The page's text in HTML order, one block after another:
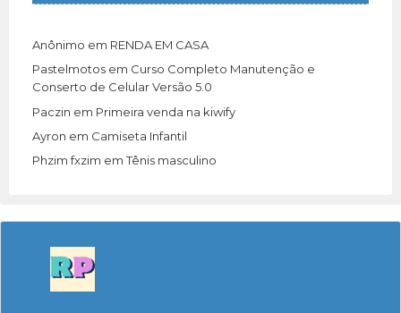
Anônimo em RENDA EM CASA
Pastelmotos em Curso Completo Manutenção e
Conserto de Celular Versão 5.0
Paczin em Primeira venda na kiwify
Ayron em Camiseta Infantil
Phzim fxzim emTênis masculino